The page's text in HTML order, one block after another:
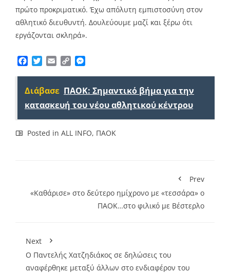
πρώτο προκριματικό. Έχω απόλυτη εμπιστοσύνη στον
αθλητικό διευθυντή. Δουλεύουμε μαζί και ξέρω ότι
εργάζονται σκληρά».
Facebook
TwitterEmailCopy
Διάβασε ΠΑΟΚ: Σημαντικό βήμα για την
κατασκευή του νέου αθλητικού κέντρου
Posted in ALL INFO, ΠΑΟΚ
Prev
«Καθάρισε» στο δεύτερο ημίχρονο με «τεσσάρα» ο
ΠΑΟΚ…στο φιλικό με Βέστερλο
Next
Ο Παντελής Χατζηδιάκος σε δηλώσεις του
αναφέρθηκε μεταξύ άλλων στο ενδιαφέρον του